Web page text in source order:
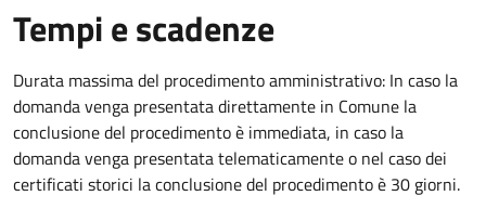
Tempi e scadenze
Durata massima del procedimento amministrativo: In caso la
domanda venga presentata direttamente in Comune la
conclusione del procedimento è immediata, in caso la
domanda venga presentata telematicamente o nel caso dei
certificati storici la conclusione del procedimento è 30 giorni.